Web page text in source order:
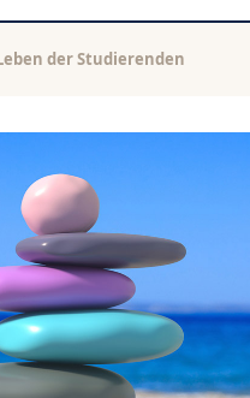
Forschende
Mitarbeitende
der Studierenden